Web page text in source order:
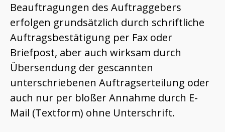
Beauftragungen des Auftraggebers
erfolgen grundsätzlich durch schriftliche
Auftragsbestätigung per Fax oder
Briefpost, aber auch wirksam durch
Übersendung der gescannten
unterschriebenen Auftragserteilung oder
auch nur per bloßer Annahme durch E-
Mail (Textform) ohne Unterschrift.